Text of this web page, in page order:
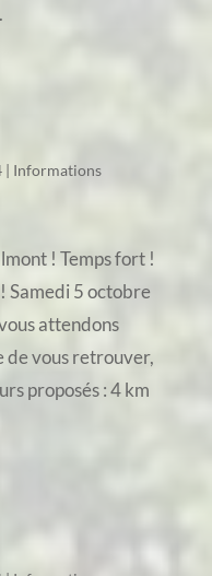
| Informations
! Temps fort !
Samedi 5 octobre
attendons
de vous retrouver,
proposés : 4 km